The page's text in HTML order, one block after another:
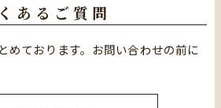
あるご質問
めております。お問い合わせの前に